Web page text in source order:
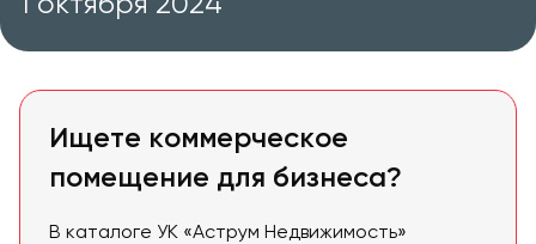
Ищете коммерческое
помещение для бизнеса?
В каталоге УК «Аструм Недвижимость»